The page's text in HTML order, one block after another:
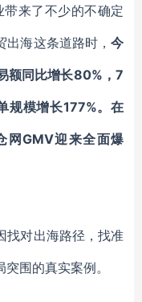
来了不少的不确定
海这条道路时， 今
额同比增长80%，7
规模增长177%。在
网GMV迎来全面爆
找对出海路径，找准
围的真实案例。